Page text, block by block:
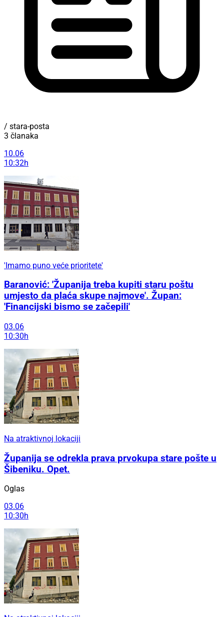
/ stara-posta
3 članaka
10.06
10:32h
'Imamo puno veće prioritete'
Baranović: 'Županija treba kupiti staru poštu
umjesto da plaća skupe najmove'. Župan:
'Financijski bismo se začepili'
03.06
10:30h
Na atraktivnoj lokaciji
Županija se odrekla prava prvokupa stare pošte u
Šibeniku. Opet.
Oglas
03.06
10:30h